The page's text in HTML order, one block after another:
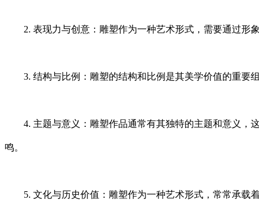
2. 表现力与创意：雕塑作为一种艺术形式，需要通过形象
3. 结构与比例：雕塑的结构和比例是其美学价值的重要组
4. 主题与意义：雕塑作品通常有其独特的主题和意义，这
鸣。
5. 文化与历史价值：雕塑作为一种艺术形式，常常承载着